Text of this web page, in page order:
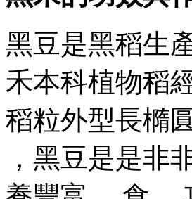
黑豆是黑稻生產
禾本科植物稻經
稻粒外型長橢圓型
，黑豆是是非非